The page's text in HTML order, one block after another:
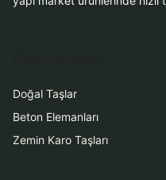
Doğal Taşlar
Beton Elemanları
Zemin Karo Taşları